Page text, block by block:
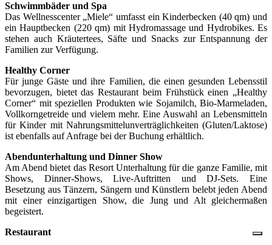
Schwimmbäder und Spa
Das Wellnesscenter „Miele“ umfasst ein Kinderbecken (40 qm) und
ein Hauptbecken (220 qm) mit Hydromassage und Hydrobikes. Es
stehen auch Kräutertees, Säfte und Snacks zur Entspannung der
Familien zur Verfügung.
Healthy Corner
Für junge Gäste und ihre Familien, die einen gesunden Lebensstil
bevorzugen, bietet das Restaurant beim Frühstück einen „Healthy
Corner“ mit speziellen Produkten wie Sojamilch, Bio-Marmeladen,
Vollkorngetreide und vielem mehr. Eine Auswahl an Lebensmitteln
für Kinder mit Nahrungsmittelunverträglichkeiten (Gluten/Laktose)
ist ebenfalls auf Anfrage bei der Buchung erhältlich.
Abendunterhaltung und Dinner Show
Am Abend bietet das Resort Unterhaltung für die ganze Familie, mit
Shows, Dinner-Shows, Live-Auftritten und DJ-Sets. Eine
Besetzung aus Tänzern, Sängern und Künstlern belebt jeden Abend
mit einer einzigartigen Show, die Jung und Alt gleichermaßen
begeistert.
Restaurant